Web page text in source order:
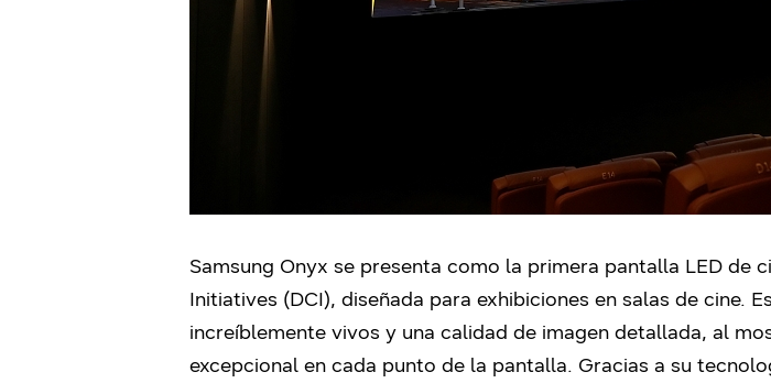
Samsung Onyx se presenta como la primera pantalla LED de
Initiatives (DCI), diseñada para exhibiciones en salas de cine.
increíblemente vivos y una calidad de imagen detallada, al
excepcional en cada punto de la pantalla. Gracias a su